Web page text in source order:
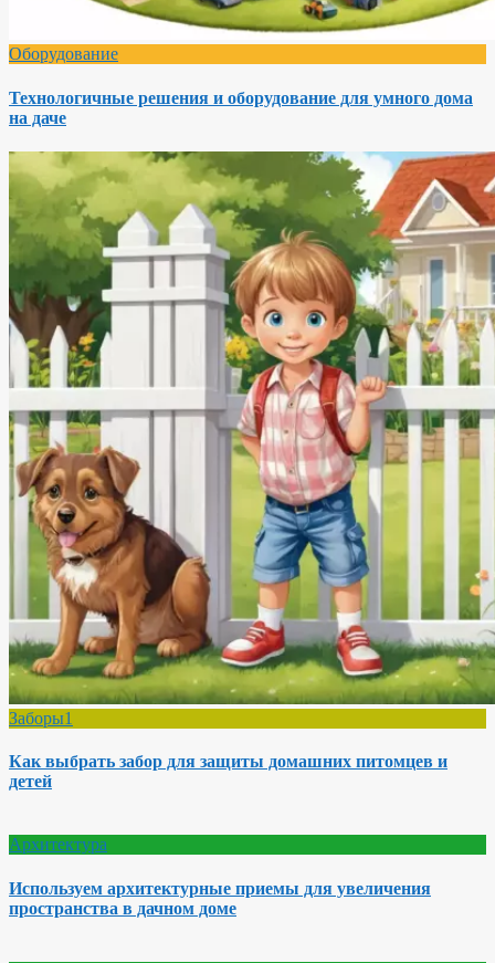
Оборудование
Технологичные решения и оборудование для умного дома
на даче
Заборы1
Как выбрать забор для защиты домашних питомцев и
детей
Архитектура
Используем архитектурные приемы для увеличения
пространства в дачном доме